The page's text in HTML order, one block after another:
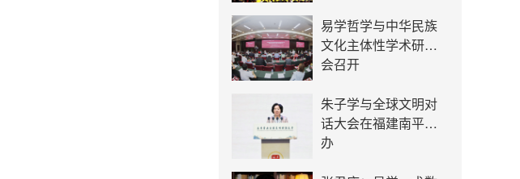
易学哲学与中华民族
文化主体性学术研讨
会召开
朱子学与全球文明对
话大会在福建南平举
办